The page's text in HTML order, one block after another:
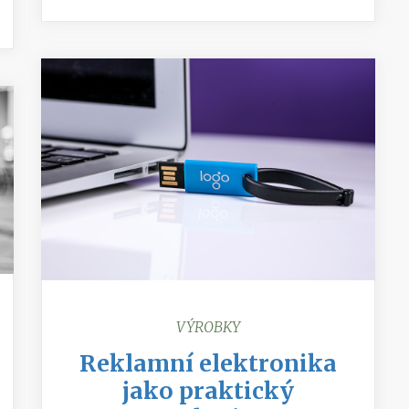
VÝROBKY
Reklamní elektronika
jako praktický